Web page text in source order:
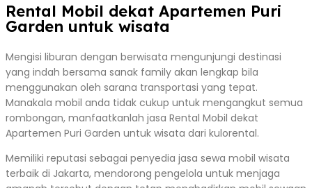
Rental Mobil dekat Apartemen Puri
Garden untuk wisata
Mengisi liburan dengan berwisata mengunjungi destinasi
yang indah bersama sanak family akan lengkap bila
menggunakan oleh sarana transportasi yang tepat.
Manakala mobil anda tidak cukup untuk mengangkut semua
rombongan, manfaatkanlah jasa Rental Mobil dekat
Apartemen Puri Garden untuk wisata dari kulorental.
Memiliki reputasi sebagai penyedia jasa sewa mobil wisata
terbaik di Jakarta, mendorong pengelola untuk menjaga